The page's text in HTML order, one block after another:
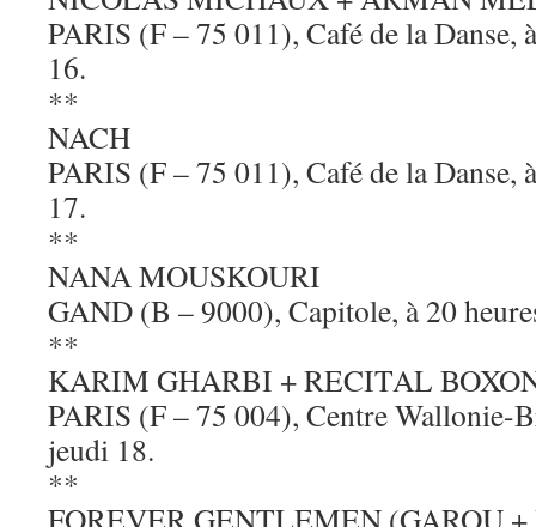
PARIS (F – 75 011), Café de la Danse,
16.
**
NACH
PARIS (F – 75 011), Café de la Danse,
17.
**
NANA MOUSKOURI
GAND (B – 9000), Capitole, à 20
**
KARIM GHARBI + RECITAL
PARIS (F – 75 004), Centre Wallonie-
jeudi 18.
**
FOREVER GENTLEMEN (GAROU